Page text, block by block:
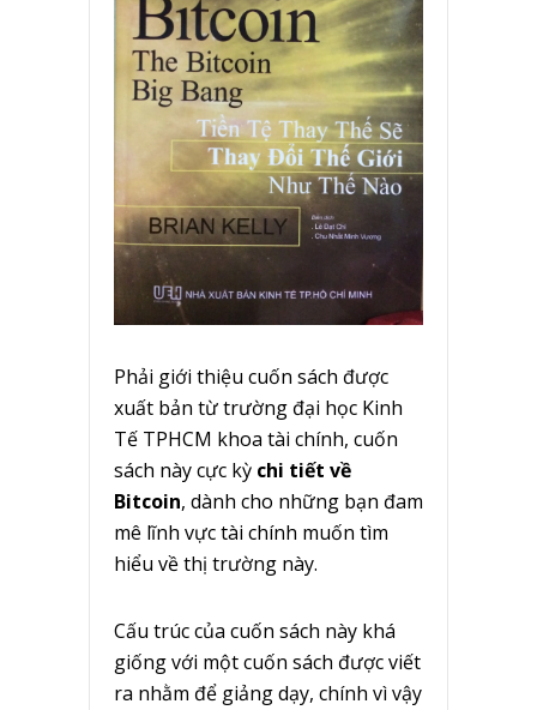
Phải giới thiệu cuốn sách được
xuất bản từ trường đại học Kinh
Tế TPHCM khoa tài chính, cuốn
sách này cực kỳ chi tiết về
Bitcoin, dành cho những bạn đam
mê lĩnh vực tài chính muốn tìm
hiểu về thị trường này.
Cấu trúc của cuốn sách này khá
giống với một cuốn sách được viết
ra nhằm để giảng dạy, chính vì vậy